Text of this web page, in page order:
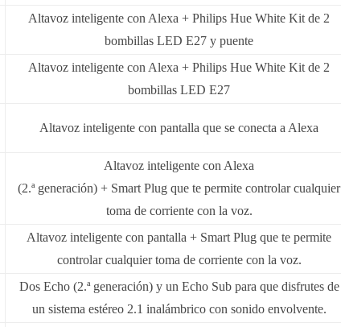
Altavoz inteligente con Alexa + Philips Hue White Kit de 2
bombillas LED E27 y puente
Altavoz inteligente con Alexa + Philips Hue White Kit de 2
bombillas LED E27
Altavoz inteligente con pantalla que se conecta a Alexa
Altavoz inteligente con Alexa
(2.ª generación) + Smart Plug que te permite controlar cualquier
toma de corriente con la voz.
Altavoz inteligente con pantalla + Smart Plug que te permite
controlar cualquier toma de corriente con la voz.
Dos Echo (2.ª generación) y un Echo Sub para que disfrutes de
un sistema estéreo 2.1 inalámbrico con sonido envolvente.